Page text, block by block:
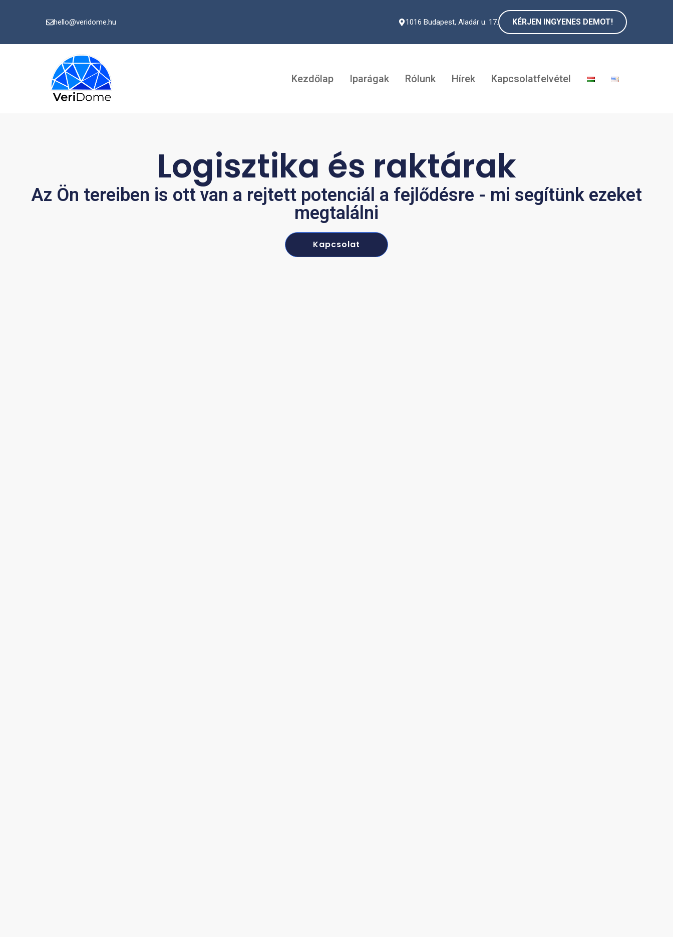
hello@veridome.hu 1016 Budapest, Aladár u. 17. KÉRJEN INGYENES DEMOT!
Kezdőlap Iparágak Rólunk Hírek Kapcsolatfelvétel
Logisztika és raktárak
Az Ön tereiben is ott van a rejtett potenciál a fejlődésre - mi segítünk ezeket
megtalálni
Kapcsolat